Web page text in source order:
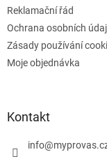
Reklamační řád
Ochrana osobních
Zásady používání
Moje objednávka
Kontakt
info@